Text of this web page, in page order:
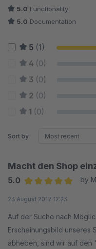
5.0 Functionality
5.0 Documentation
5 (1)
4 (0)
3 (0)
2 (0)
1 (0)
Sort by
Macht den Shop
5.0
by
23 August 2017 12:23
Auf der Suche nach
Erscheinungsbild unseres
abheben, sind wir auf den